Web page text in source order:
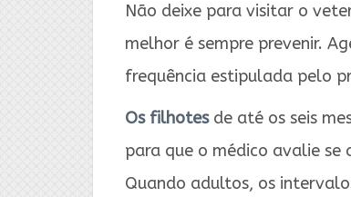
Não deixe para visitar o
melhor é sempre prevenir.
frequência estipulada pelo
Os filhotesde até os seis
para que o médico avalie se
Quando adultos, os